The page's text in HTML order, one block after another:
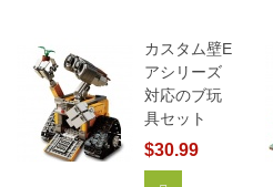
カスタム壁E
アシリーズ
対応のブ玩
具セット
$30.99